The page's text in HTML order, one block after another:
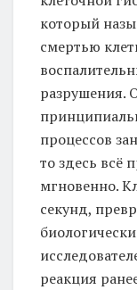
который
смертью
разрушения.
процессов
то здесь всё
мгновенно.
секунд,
реакция